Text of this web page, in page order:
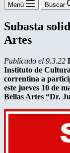
Menú Buscar
Subasta
Artes
Publicado el 9.3.22
Instituto de
correntina a
este jueves 10 de
Bellas Artes “Dr.